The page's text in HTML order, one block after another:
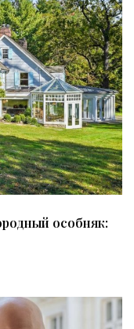
особняк: